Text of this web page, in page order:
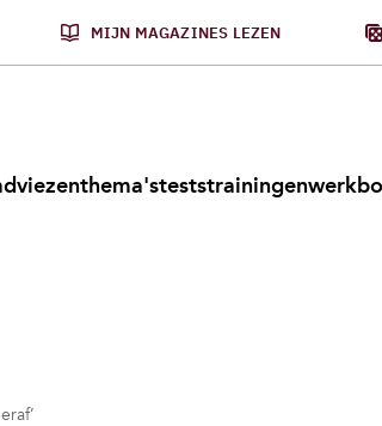
MIJN MAGAZINES LEZEN
thema'steststrainingen